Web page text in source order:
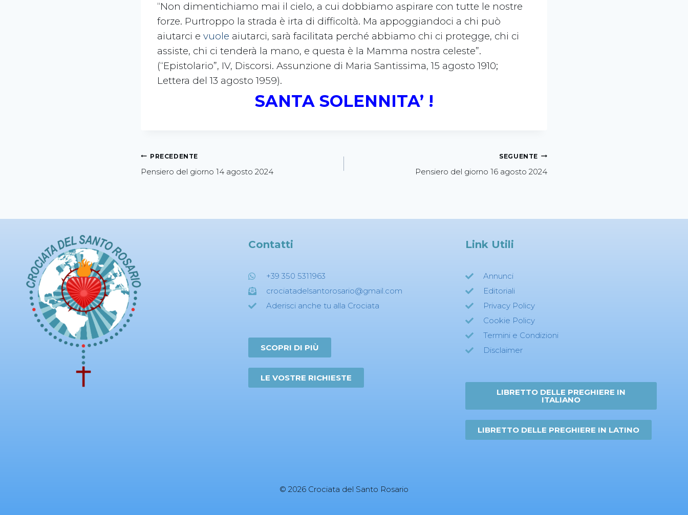
“Non dimentichiamo mai il cielo, a cui dobbiamo aspirare con tutte le nostre
forze. Purtroppo la strada è irta di difficoltà. Ma appoggiandoci a chi può
aiutarci e vuole aiutarci, sarà facilitata perché abbiamo chi ci protegge, chi ci
assiste, chi ci tenderà la mano, e questa è la Mamma nostra celeste”.
(“Epistolario”, IV, Discorsi. Assunzione di Maria Santissima, 15 agosto 1910;
Lettera del 13 agosto 1959).
SANTA SOLENNITA’ !
PRECEDENTE
Pensiero del giorno 14 agosto 2024
SEGUENTE
Pensiero del giorno 16 agosto 2024
Contatti
+39 350 5311963
crociatadelsantorosario@gmail.com
Aderisci anche tu alla Crociata
SCOPRI DI PIÙ
LE VOSTRE RICHIESTE
Link Utili
Annunci
Editoriali
Privacy Policy
Cookie Policy
Termini e Condizioni
Disclaimer
LIBRETTO DELLE PREGHIERE IN
ITALIANO
LIBRETTO DELLE PREGHIERE IN LATINO
© 2026 Crociata del Santo Rosario